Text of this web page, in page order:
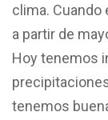
clima. Cuando
a partir de
Hoy tenemos
tenemos